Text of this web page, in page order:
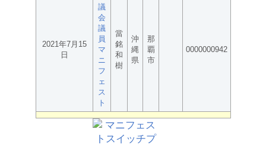
2021年7月15
日
議
会
議
員
マ
ニ
フ
ェ
ス
ト
當
銘
和
樹
沖
縄
県
那
覇
市
0000000942